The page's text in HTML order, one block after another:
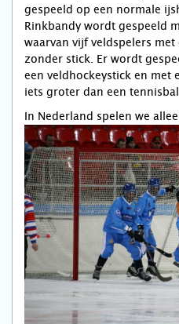
gespeeld op een normale
Rinkbandy wordt gespeeld
waarvan vijf veldspelers
zonder stick. Er wordt
een veldhockeystick en met
iets groter dan een tennisbal.
In Nederland spelen we